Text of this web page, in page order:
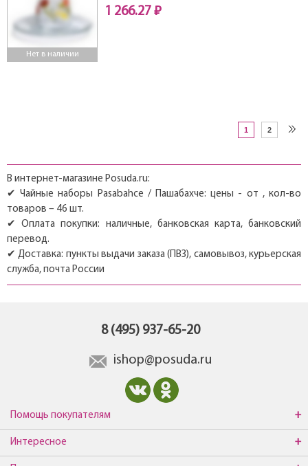
Нет в наличии
1 266.27 ₽
1 2
В интернет-магазине Posuda.ru:
✔ Чайные наборы Pasabahce / Пашабахче: цены - от , кол-во
товаров – 46 шт.
✔ Оплата покупки: наличные, банковская карта, банковский
перевод.
✔ Доставка: пункты выдачи заказа (ПВЗ), самовывоз, курьерская
служба, почта России
8 (495) 937-65-20
ishop@posuda.ru
Помощь покупателям
Интересное